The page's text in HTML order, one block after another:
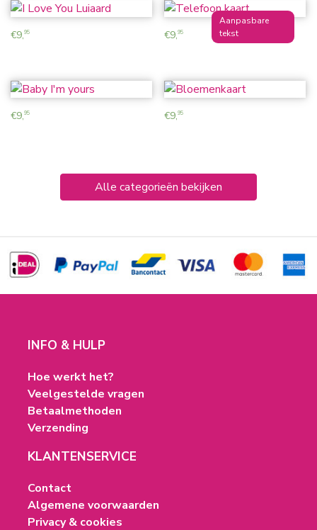
€9,95 €9,95
€9,95 €9,95
Alle categorieën bekijken
INFO & HULP
Hoe werkt het?
Veelgestelde vragen
Betaalmethoden
Verzending
KLANTENSERVICE
Contact
Algemene voorwaarden
Privacy & cookies